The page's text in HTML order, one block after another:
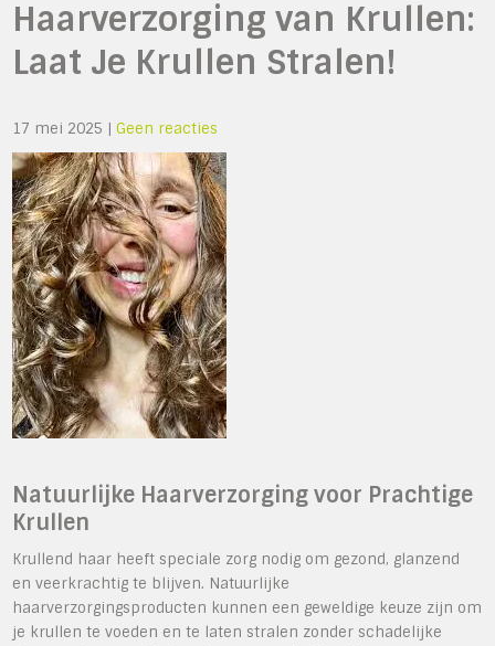
Haarverzorging van Krullen:
Laat Je Krullen Stralen!
17 mei 2025 |Geen reacties
Natuurlijke Haarverzorging voor Prachtige
Krullen
Krullend haar heeft speciale zorg nodig om gezond, glanzend
en veerkrachtig te blijven. Natuurlijke
haarverzorgingsproducten kunnen een geweldige keuze zijn om
je krullen te voeden en te laten stralen zonder schadelijke